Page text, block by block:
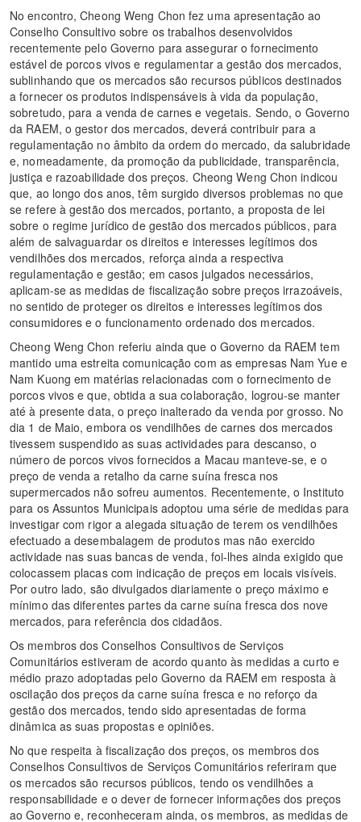
No encontro, Cheong Weng Chon fez uma apresentação ao
Conselho Consultivo sobre os trabalhos desenvolvidos
recentemente pelo Governo para assegurar o fornecimento
estável de porcos vivos e regulamentar a gestão dos mercados,
sublinhando que os mercados são recursos públicos destinados
a fornecer os produtos indispensáveis à vida da população,
sobretudo, para a venda de carnes e vegetais. Sendo, o Governo
da RAEM, o gestor dos mercados, deverá contribuir para a
regulamentação no âmbito da ordem do mercado, da salubridade
e, nomeadamente, da promoção da publicidade, transparência,
justiça e razoabilidade dos preços. Cheong Weng Chon indicou
que, ao longo dos anos, têm surgido diversos problemas no que
se refere à gestão dos mercados, portanto, a proposta de lei
sobre o regime jurídico de gestão dos mercados públicos, para
além de salvaguardar os direitos e interesses legítimos dos
vendilhões dos mercados, reforça ainda a respectiva
regulamentação e gestão; em casos julgados necessários,
aplicam-se as medidas de fiscalização sobre preços irrazoáveis,
no sentido de proteger os direitos e interesses legítimos dos
consumidores e o funcionamento ordenado dos mercados.
Cheong Weng Chon referiu ainda que o Governo da RAEM tem
mantido uma estreita comunicação com as empresas Nam Yue e
Nam Kuong em matérias relacionadas com o fornecimento de
porcos vivos e que, obtida a sua colaboração, logrou-se manter
até à presente data, o preço inalterado da venda por grosso. No
dia 1 de Maio, embora os vendilhões de carnes dos mercados
tivessem suspendido as suas actividades para descanso, o
número de porcos vivos fornecidos a Macau manteve-se, e o
preço de venda a retalho da carne suína fresca nos
supermercados não sofreu aumentos. Recentemente, o Instituto
para os Assuntos Municipais adoptou uma série de medidas para
investigar com rigor a alegada situação de terem os vendilhões
efectuado a desembalagem de produtos mas não exercido
actividade nas suas bancas de venda, foi-lhes ainda exigido que
colocassem placas com indicação de preços em locais visíveis.
Por outro lado, são divulgados diariamente o preço máximo e
mínimo das diferentes partes da carne suína fresca dos nove
mercados, para referência dos cidadãos.
Os membros dos Conselhos Consultivos de Serviços
Comunitários estiveram de acordo quanto às medidas a curto e
médio prazo adoptadas pelo Governo da RAEM em resposta à
oscilação dos preços da carne suína fresca e no reforço da
gestão dos mercados, tendo sido apresentadas de forma
dinâmica as suas propostas e opiniões.
No que respeita à fiscalização dos preços, os membros dos
Conselhos Consultivos de Serviços Comunitários referiram que
os mercados são recursos públicos, tendo os vendilhões a
responsabilidade e o dever de fornecer informações dos preços
ao Governo e, reconheceram ainda, os membros, as medidas de